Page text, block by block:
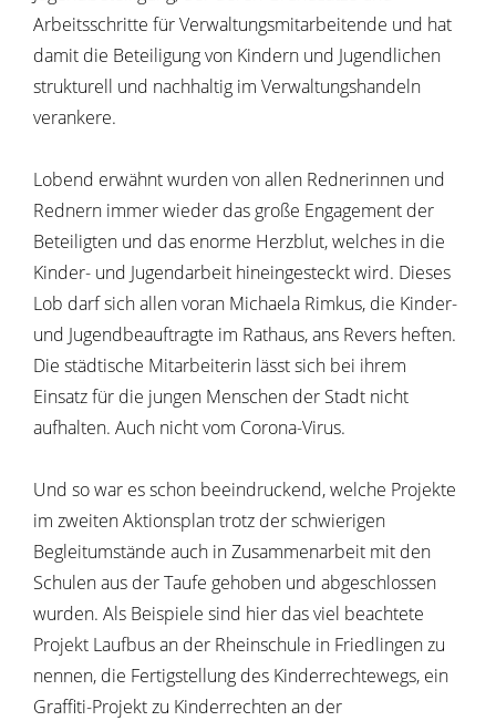
Arbeitsschritte für Verwaltungsmitarbeitende und hat
damit die Beteiligung von Kindern und Jugendlichen
strukturell und nachhaltig im Verwaltungshandeln
verankere.
Lobend erwähnt wurden von allen Rednerinnen und
Rednern immer wieder das große Engagement der
Beteiligten und das enorme Herzblut, welches in die
Kinder- und Jugendarbeit hineingesteckt wird. Dieses
Lob darf sich allen voran Michaela Rimkus, die Kinder-
und Jugendbeauftragte im Rathaus, ans Revers heften.
Die städtische Mitarbeiterin lässt sich bei ihrem
Einsatz für die jungen Menschen der Stadt nicht
aufhalten. Auch nicht vom Corona-Virus.
Und so war es schon beeindruckend, welche Projekte
im zweiten Aktionsplan trotz der schwierigen
Begleitumstände auch in Zusammenarbeit mit den
Schulen aus der Taufe gehoben und abgeschlossen
wurden. Als Beispiele sind hier das viel beachtete
Projekt Laufbus an der Rheinschule in Friedlingen zu
nennen, die Fertigstellung des Kinderrechtewegs, ein
Graffiti-Projekt zu Kinderrechten an der